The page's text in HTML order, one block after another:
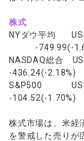
株式
NYダウ平均
-749.99(-
NASDAQ
-436.24(-2.18%)
S&P500
-104.52(-1.70%)
株式市場は、米経
を警戒した売りが